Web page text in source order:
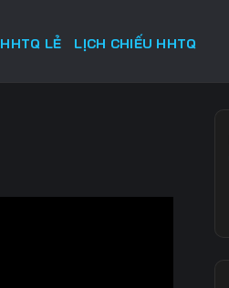
HHTQ LẺ LỊCH CHIẾU HHTQ